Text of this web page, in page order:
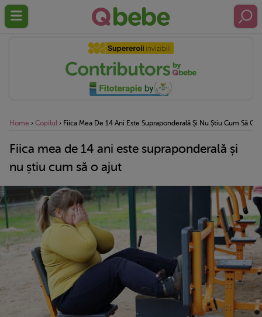
Home › Copilul › Fiica Mea De 14 Ani Este Supraponderală Și Nu Știu Cum Să O
Fiica mea de 14 ani este supraponderală și
nu știu cum să o ajut